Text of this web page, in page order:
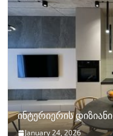
ინტერიერის დიზიანი
January 24, 2026